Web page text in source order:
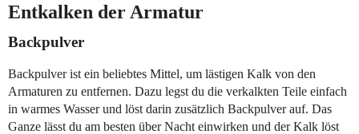
Entkalken der Armatur
Backpulver
Backpulver ist ein beliebtes Mittel, um lästigen Kalk von den
Armaturen zu entfernen. Dazu legst du die verkalkten Teile einfach
in warmes Wasser und löst darin zusätzlich Backpulver auf. Das
Ganze lässt du am besten über Nacht einwirken und der Kalk löst